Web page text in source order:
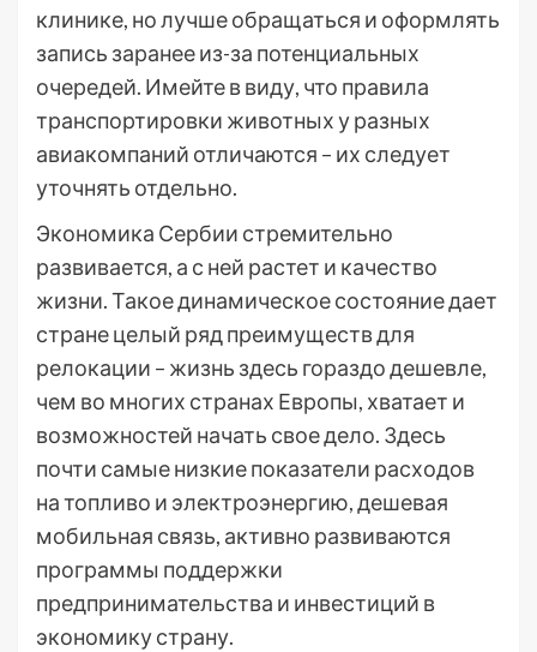
клинике, но лучше обращаться и оформлять
запись заранее из-за потенциальных
очередей. Имейте в виду, что правила
транспортировки животных у разных
авиакомпаний отличаются – их следует
уточнять отдельно.
Экономика Сербии стремительно
развивается, а с ней растет и качество
жизни. Такое динамическое состояние дает
стране целый ряд преимуществ для
релокации – жизнь здесь гораздо дешевле,
чем во многих странах Европы, хватает и
возможностей начать свое дело. Здесь
почти самые низкие показатели расходов
на топливо и электроэнергию, дешевая
мобильная связь, активно развиваются
программы поддержки
предпринимательства и инвестиций в
экономику страну.